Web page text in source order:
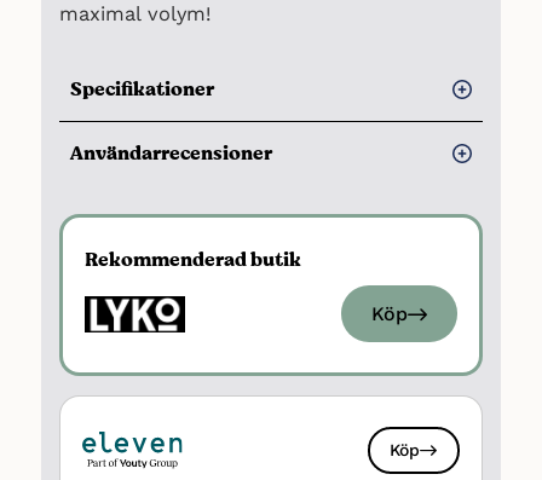
maximal volym!
Specifikationer
Pris:
Budgetvänlig
Klumpfrihet:Medel
Volymgivande:Hög
Mycket bra
Användarrecensioner
Många användare uppskattar den
Ger en bra separation av fransarna
Passar även för känsliga ögon
Nackdelar
Rekommenderad butik
Köp
Köp